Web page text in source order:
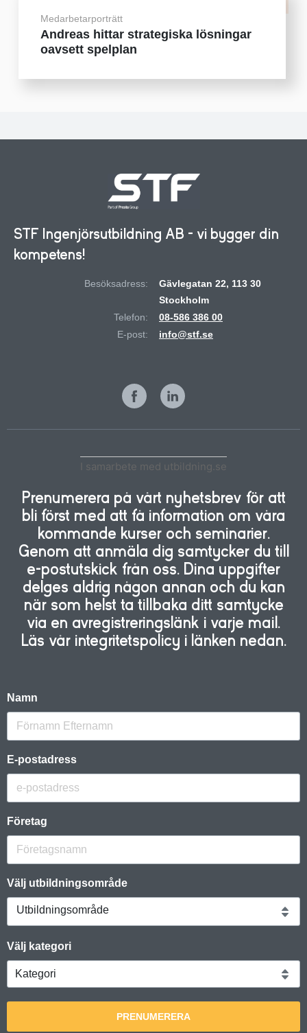
Medarbetarporträtt
Andreas hittar strategiska lösningar
oavsett spelplan
STF Ingenjörsutbildning AB - vi bygger din
kompetens!
Besöksadress:
Gävlegatan 22, 113 30
Stockholm
Telefon:
08-586 386 00
E-post:
info@stf.se
I samarbete med utbildning.se
Prenumerera på vårt nyhetsbrev för att
bli först med att få information om våra
kommande kurser och seminarier.
Genom att anmäla dig samtycker du till
e-postutskick från oss. Dina uppgifter
delges aldrig någon annan och du kan
när som helst ta tillbaka ditt samtycke
via en avregistreringslänk i varje mail.
Läs vår integritetspolicy i länken nedan.
Namn
E-postadress
Företag
Välj utbildningsområde
Utbildningsområde
Välj kategori
PRENUMERERA